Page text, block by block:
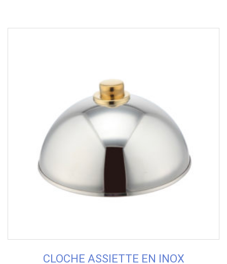
CLOCHE ASSIETTE EN INOX